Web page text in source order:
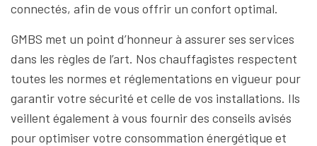
connectés, afin de vous offrir un confort optimal.
GMBS met un point d’honneur à assurer ses services
dans les règles de l’art. Nos chauffagistes respectent
toutes les normes et réglementations en vigueur pour
garantir votre sécurité et celle de vos installations. Ils
veillent également à vous fournir des conseils avisés
pour optimiser votre consommation énergétique et